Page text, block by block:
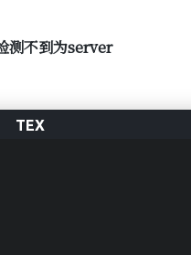
测不到为server